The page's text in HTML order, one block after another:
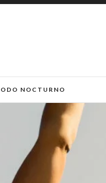
NOCTURNO